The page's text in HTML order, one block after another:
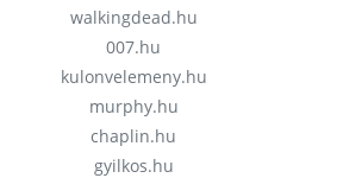
walkingdead.hu
007.hu
kulonvelemeny.hu
murphy.hu
chaplin.hu
gyilkos.hu